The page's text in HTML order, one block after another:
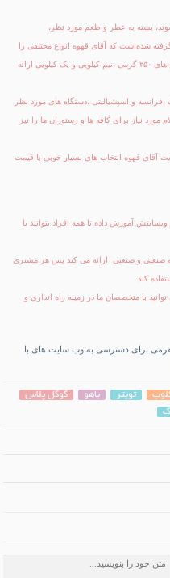
بسته به عطر و طعم مورد نظر،
شده‌است که آقای قهوه انواع مختلفی را
برای ارائه هم به صورت دان و هم آسیاب شده در پکیج های ۲۵۰ گرمی ،نیم کیلویی و یک کیلویی ارائه
و اسپشیالیتی ،دستگاه های مورد نظر
نیاز برای کافه ها و رستوران ها را نیز
آقای قهوه انتخاب های بسیار خوبی با قیمت
را در وبسایتش آموزش داده تا همه افراد بتوانند با
صنعتی و صنعتی ارائه می کند پس هر مشتری
کند.
با متخصصان ما در زمینه راه انداری و
برای دسترسی به وب سایت های با
تویتر یاهو
گوگل پلاس